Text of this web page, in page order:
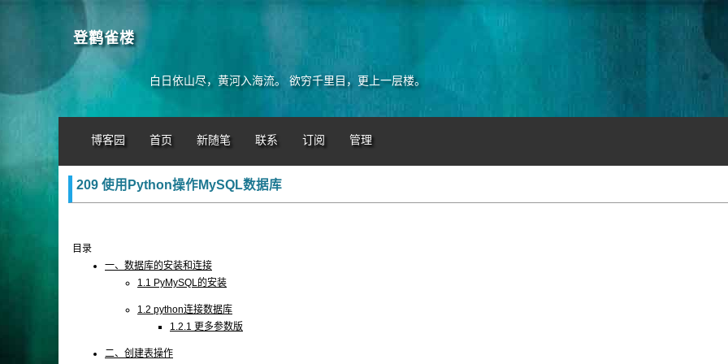
登鹳雀楼
白日依山尽，黄河入海流。 欲穷千里目，更上一层楼。
博客园 首页 新随笔 联系 订阅 管理
209 使用Python操作MySQL数据库
目录
一、数据库的安装和连接
1.1 PyMySQL的安装
1.2 python连接数据库
1.2.1 更多参数版
二、创建表操作